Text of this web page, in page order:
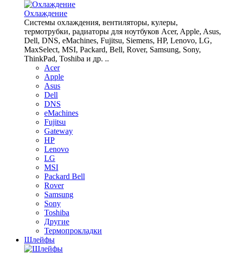
Охлаждение
Системы охлаждения, вентиляторы, кулеры,
термотрубки, радиаторы для ноутбуков Acer, Apple, Asus,
Dell, DNS, eMachines, Fujitsu, Siemens, HP, Lenovo, LG,
MaxSelect, MSI, Packard, Bell, Rover, Samsung, Sony,
ThinkPad, Toshiba и др. ..
Acer
Apple
Asus
Dell
DNS
eMachines
Fujitsu
Gateway
HP
Lenovo
LG
MSI
Packard Bell
Rover
Samsung
Sony
Toshiba
Другие
Термопрокладки
Шлейфы